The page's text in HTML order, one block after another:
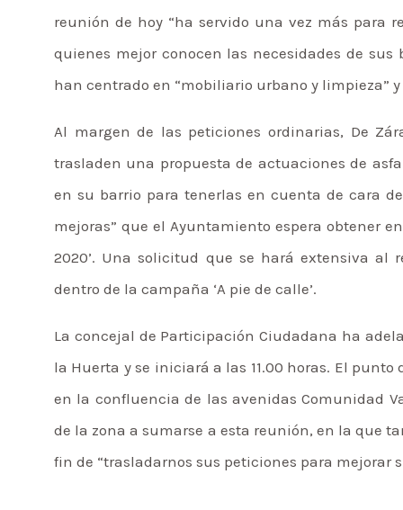
reunión de hoy “ha servido una vez más para
quienes mejor conocen las necesidades de sus
han centrado en “mobiliario urbano y limpieza”
Al margen de las peticiones ordinarias, De
trasladen una propuesta de actuaciones de
en su barrio para tenerlas en cuenta de cara
mejoras” que el Ayuntamiento espera obtener
2020’. Una solicitud que se hará extensiva al
dentro de la campaña ‘A pie de calle’.
La concejal de Participación Ciudadana ha
la Huerta y se iniciará a las 11.00 horas. El
en la confluencia de las avenidas Comunidad
de la zona a sumarse a esta reunión, en la que
fin de “trasladarnos sus peticiones para mejorar